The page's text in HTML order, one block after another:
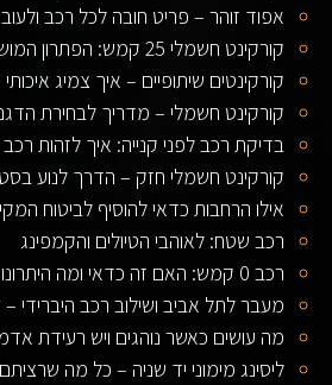
אפוד זוהר – פריט חובה לכל רכב
קורקינט חשמלי 25 קמש: הפתרון המושלם לניידות עירונית
קורקינטים שיתופיים – איך צמיג
קורקינט חשמלי – מדריך לבחירת
בדיקת רכב לפני קנייה: איך לזהות
קורקינט חשמלי חזק – הדרך לנוע
אילו הרחבות כדאי להוסיף לביטוח
רכב שטח: לאוהבי הטיולים והקמפינג
רכב 0 קמש: האם זה כדאי ומה היתרונות
מעבר לתל אביב ושילוב רכב היברידי
מה עושים כאשר נוהגים ויש רעידת
ליסינג מימוני יד שניה – כל מה